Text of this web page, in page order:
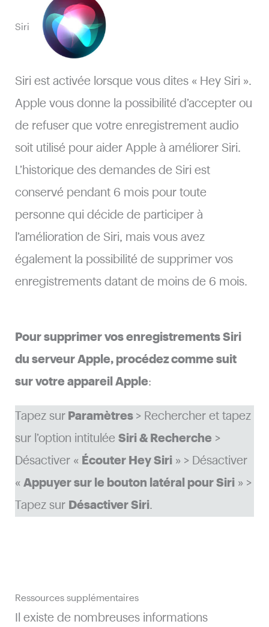
Siri
Siri est activée lorsque vous dites « Hey Siri ».
Apple vous donne la possibilité d’accepter ou
de refuser que votre enregistrement audio
soit utilisé pour aider Apple à améliorer Siri.
L’historique des demandes de Siri est
conservé pendant 6 mois pour toute
personne qui décide de participer à
l’amélioration de Siri, mais vous avez
également la possibilité de supprimer vos
enregistrements datant de moins de 6 mois.
Pour supprimer vos enregistrements Siri
du serveur Apple, procédez comme suit
sur votre appareil Apple:
Tapez surParamètres > Rechercher et tapez
sur l’option intitulée Siri & Recherche >
Désactiver « Écouter Hey Siri» > Désactiver
« Appuyer sur le bouton latéral pour Siri» >
Tapez sur Désactiver Siri.
Ressources supplémentaires
Il existe de nombreuses informations